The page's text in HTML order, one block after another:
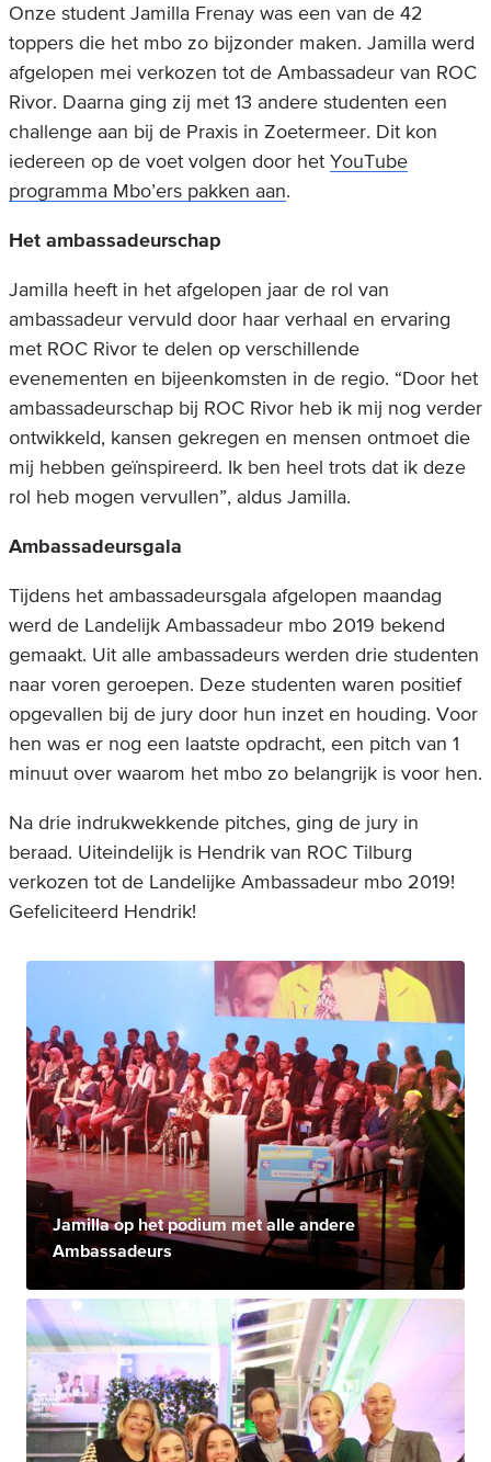
Onze student Jamilla Frenay was een van de 42
toppers die het mbo zo bijzonder maken. Jamilla werd
afgelopen mei verkozen tot de Ambassadeur van ROC
Rivor. Daarna ging zij met 13 andere studenten een
challenge aan bij de Praxis in Zoetermeer. Dit kon
iedereen op de voet volgen door het YouTube
programma Mbo’ers pakken aan.
Het ambassadeurschap
Jamilla heeft in het afgelopen jaar de rol van
ambassadeur vervuld door haar verhaal en ervaring
met ROC Rivor te delen op verschillende
evenementen en bijeenkomsten in de regio. “Door het
ambassadeurschap bij ROC Rivor heb ik mij nog verder
ontwikkeld, kansen gekregen en mensen ontmoet die
mij hebben geïnspireerd. Ik ben heel trots dat ik deze
rol heb mogen vervullen”, aldus Jamilla.
Ambassadeursgala
Tijdens het ambassadeursgala afgelopen maandag
werd de Landelijk Ambassadeur mbo 2019 bekend
gemaakt. Uit alle ambassadeurs werden drie studenten
naar voren geroepen. Deze studenten waren positief
opgevallen bij de jury door hun inzet en houding. Voor
hen was er nog een laatste opdracht, een pitch van 1
minuut over waarom het mbo zo belangrijk is voor hen.
Na drie indrukwekkende pitches, ging de jury in
beraad. Uiteindelijk is Hendrik van ROC Tilburg
verkozen tot de Landelijke Ambassadeur mbo 2019!
Gefeliciteerd Hendrik!
Jamilla op het podium met alle andere
Ambassadeurs